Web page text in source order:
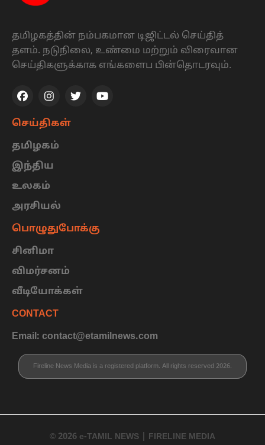
தமிழகத்தின் நம்பகமான டிஜிட்டல் செய்தித்
தளம். நடுநிலை, உண்மை மற்றும் விரைவான
செய்திகளுக்காக எங்களைப பின்தொடரவும்.
செய்திகள்
தமிழகம்
இந்திய
உலகம்
அரசியல்
பொழுதுபோக்கு
சினிமா
விமர்சனம்
வீடியோக்கள்
CONTACT
Email: contact@etamilnews.com
Fireline News Media is a registered platform. All rights reserved 2026.
© 2026 e-TAMIL NEWS | FIRELINE MEDIA